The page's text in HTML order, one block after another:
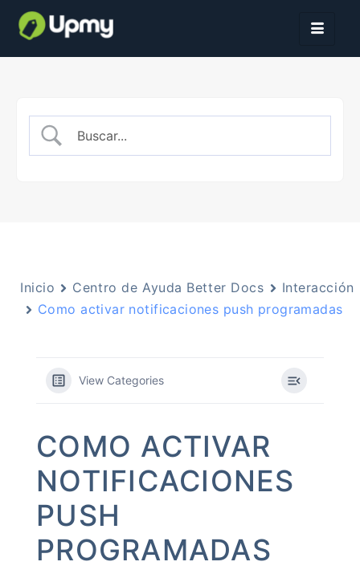
Inicio Centro de Ayuda Better Docs
Interacción
Como activar notificaciones push programadas
View Categories
COMO ACTIVAR
NOTIFICACIONES
PUSH
PROGRAMADAS